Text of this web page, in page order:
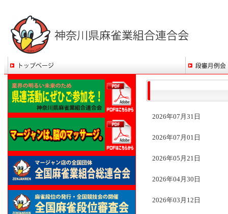
2026年07月31日
2026年07月01日
2026年05月21日
2026年04月30日
2026年03月12日